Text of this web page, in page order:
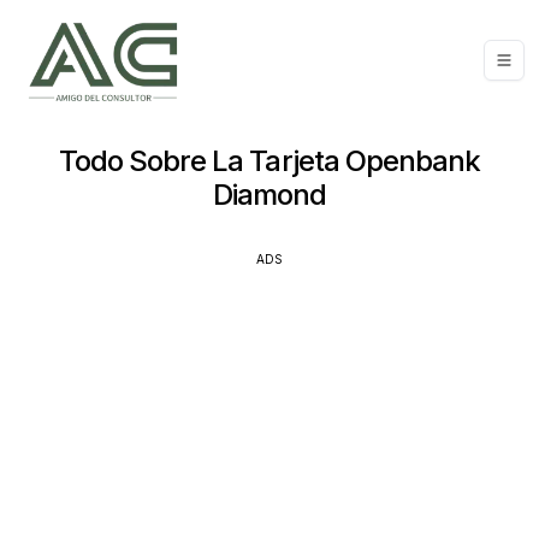
Todo Sobre La Tarjeta Openbank
Diamond
ADS